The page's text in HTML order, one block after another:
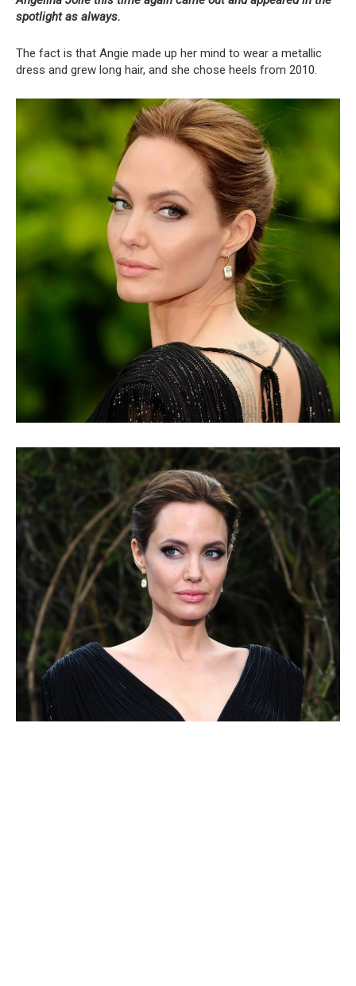
spotlight as always.
The fact is that Angie made up her mind to wear a metallic
dress and grew long hair, and she chose heels from 2010.